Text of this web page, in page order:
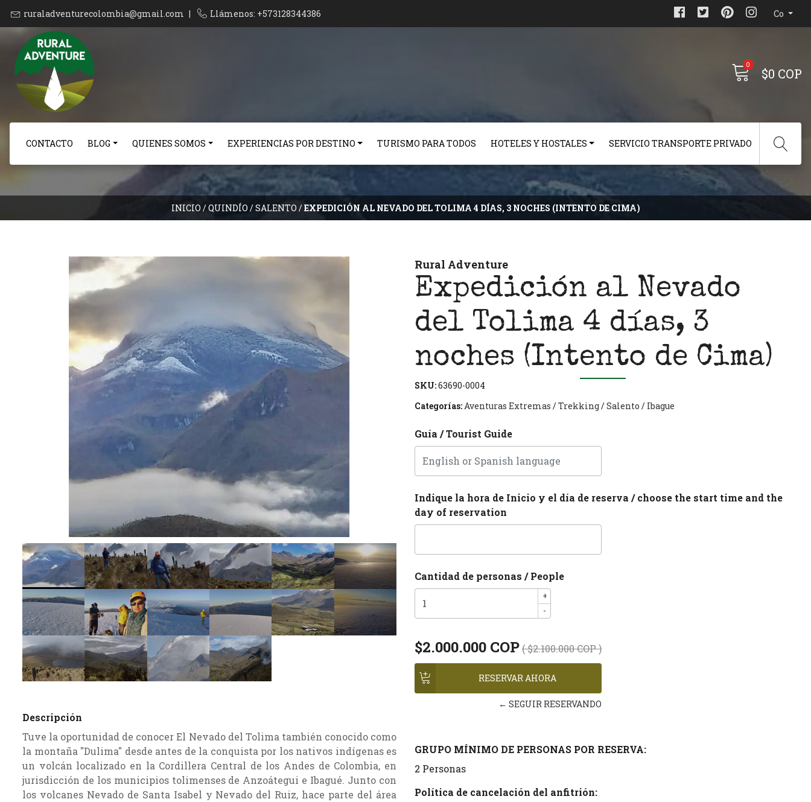
ruraladventurecolombia@gmail.com | Llámenos: +573128344386 Co
0
$0 COP
CONTACTO BLOG QUIENES SOMOS EXPERIENCIAS POR DESTINO TURISMO PARA TODOS HOTELES Y HOSTALES SERVICIO TRANSPORTE PRIVADO
INICIO /QUINDÍO /SALENTO /EXPEDICIÓN AL NEVADO DEL TOLIMA 4 DÍAS, 3 NOCHES (INTENTO DE CIMA)
Descripción
Tuve la oportunidad de conocer El Nevado del Tolima también conocido como
la montaña "Dulima" desde antes de la conquista por los nativos indígenas es
un volcán localizado en la Cordillera Central de los Andes de Colombia, en
jurisdicción de los municipios tolimenses de Anzoátegui e Ibagué. Junto con
los volcanes Nevado de Santa Isabel y Nevado del Ruiz, hace parte del área
Rural Adventure
Expedición al Nevado
del Tolima 4 días, 3
noches (Intento de Cima)
SKU:63690-0004
Categorías:Aventuras Extremas /Trekking/Salento / Ibague
Guía / Tourist Guide
Indique la hora de Inicio y el día de reserva / choose the start time and the
day of reservation
Cantidad de personas / People
+
-
$2.000.000 COP( $2.100.000 COP )
← SEGUIR RESERVANDO
GRUPO MÍNIMO DE PERSONAS POR RESERVA:
2 Personas
Política de cancelación del anfitrión: